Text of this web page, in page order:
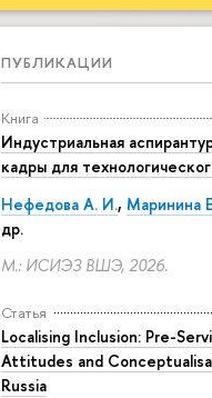
ПУБЛИКАЦИИ
Книга
Индустриальная
кадры для
Нефедова А. И., Маринина
др.
М.: ИСИЭЗ ВШЭ, 2026.
Статья
Localising Inclusion: Pre-
Attitudes and
Russia